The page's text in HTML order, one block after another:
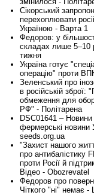
Сікорський
перехоплювати
Україною - Варта 1
Федоров: у
складах лише 5–10
тижня
Україна готує
операцію" проти
Зеленський про
в російській зброї:
обмеження для
РФ" - Політарена
DSC01641 –
фермерські новини
seeds.org.ua
"Захист нашого
про антибалістику
проти Росії й
Відео - Obozrevatel
Федоров про
Чіткого "ні" немає -